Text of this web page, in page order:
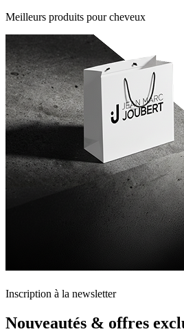
Meilleurs produits pour cheveux
Inscription à la newsletter
Nouveautés & offres